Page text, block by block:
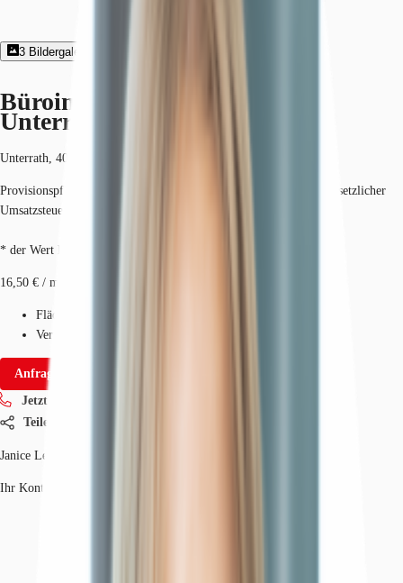
3 Bildergalerie
Büroimmobilie - Düsseldorf,
Unterrath - D1940
Unterrath, 40468, Düsseldorf, Nordrhein-Westfalen
Provisionspflichtig: bei Anmietung 3 Netto-Monatsmieten zzgl. gesetzlicher
Umsatzsteuer.*
* der Wert kann je nach Vertragslaufzeit variieren.
16,50 € / m²
Fläche
Verfügbarkeit
Anfrage senden
Jetzt anrufen
Teilen
Janice Lehmann
Ihr Kontakt